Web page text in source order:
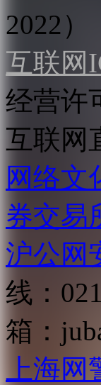
2022）
互联网
经营许
互联网
网络文
券交易
沪公网
线：
箱：
上海